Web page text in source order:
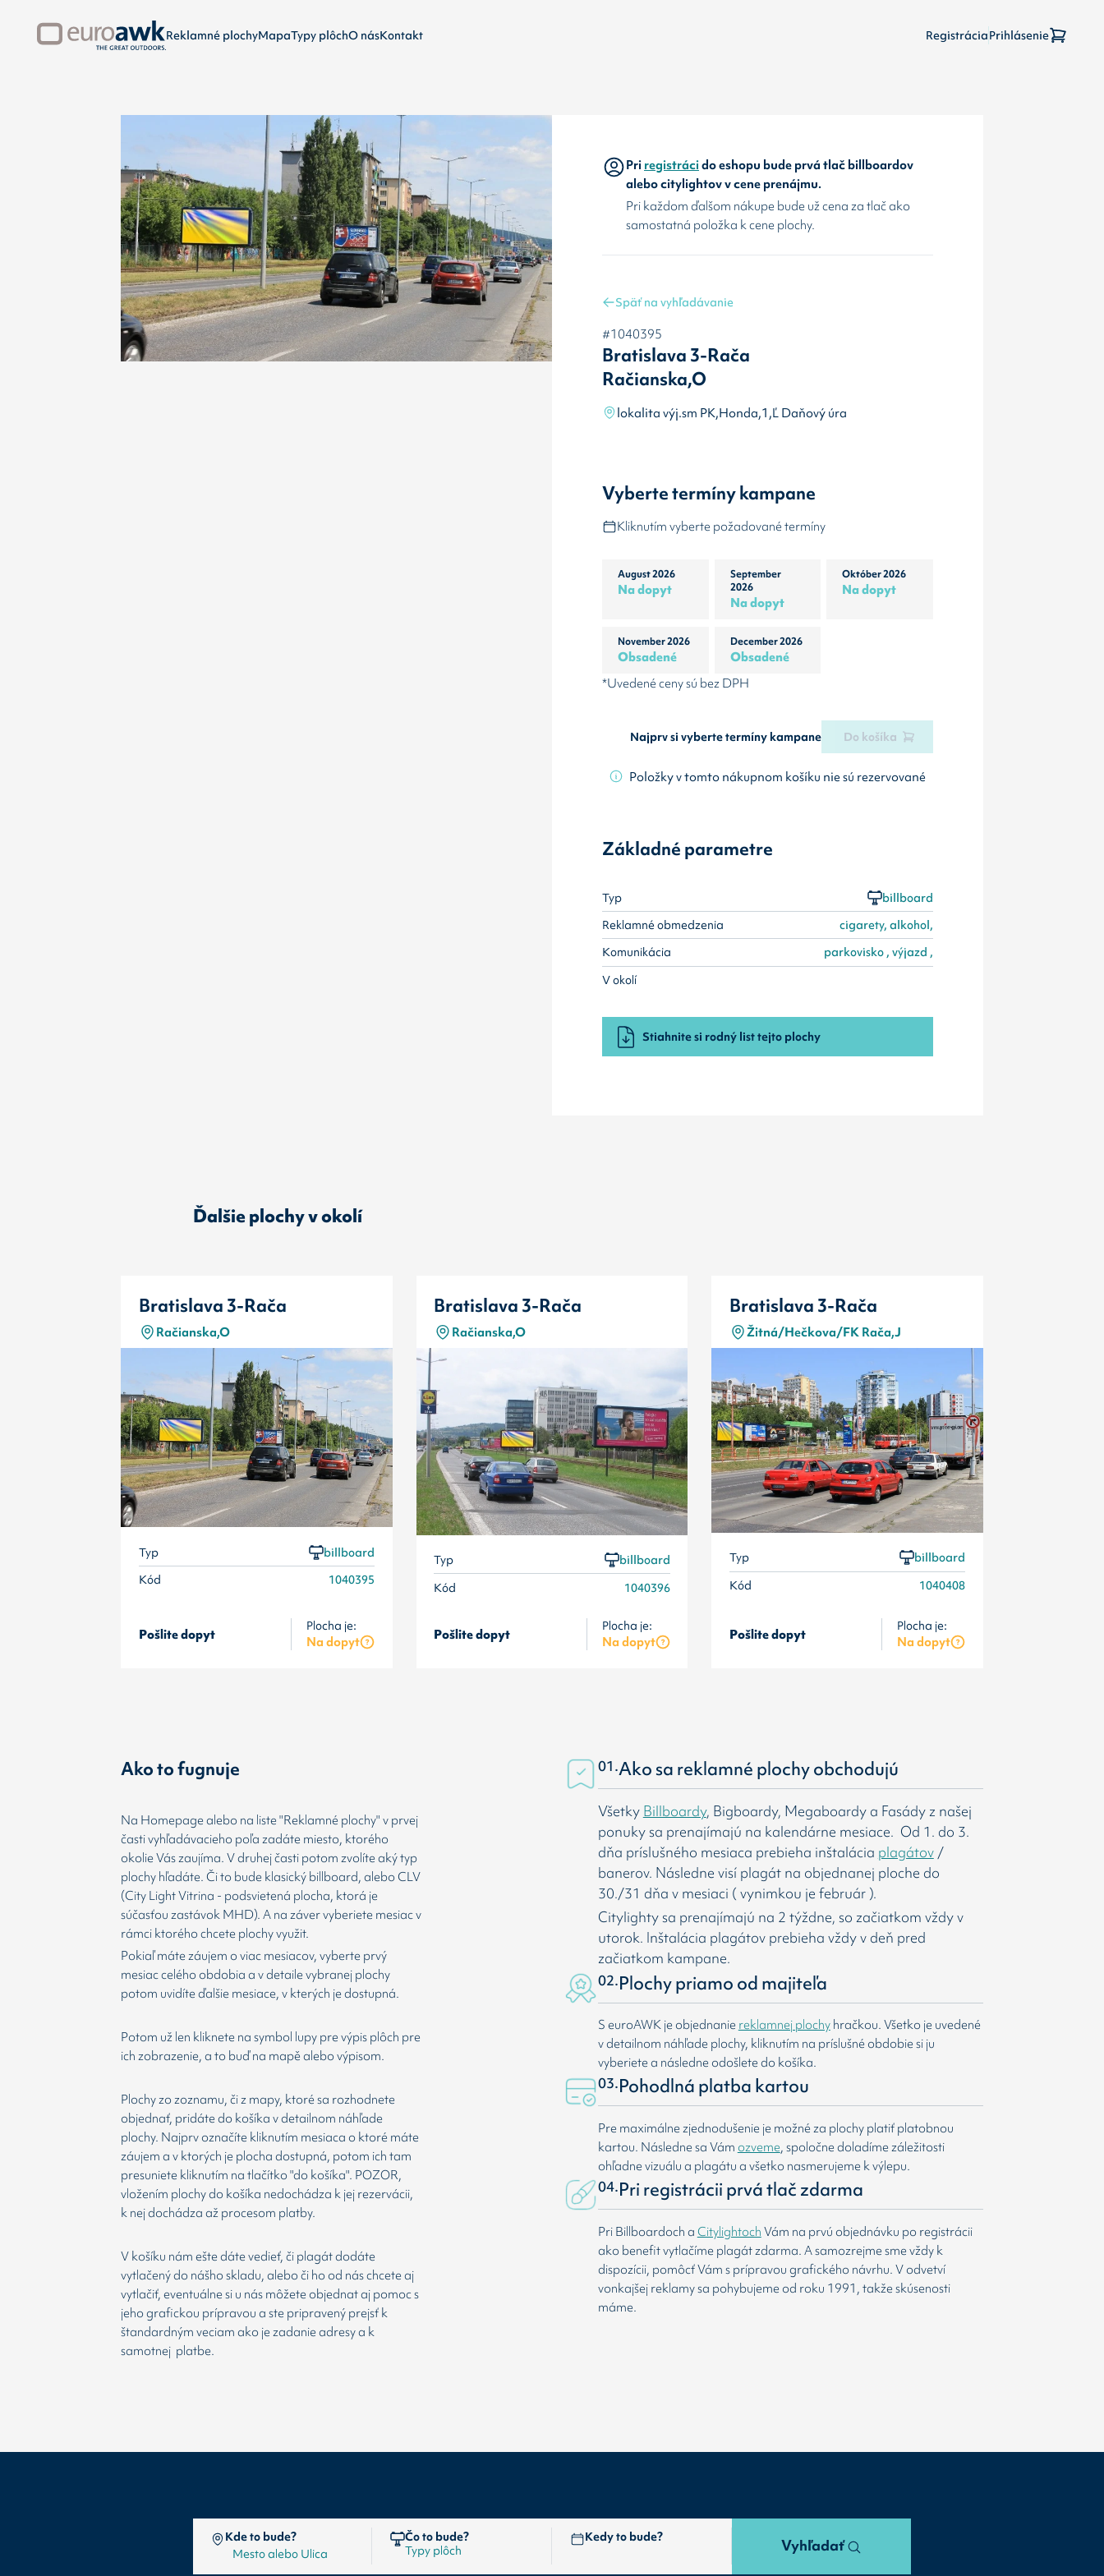
Reklamné plochyMapaTypy plôchO násKontakt RegistráciaPrihlásenie
Priregistrácido eshopu bude prvá tlač billboardov
alebo citylightov v cene prenájmu.
Pri každom ďalšom nákupe bude už cena za tlač ako
samostatná položka k cene plochy.
Späť na vyhľadávanie
#1040395
Bratislava 3-Rača
Račianska,O
lokalita výj.sm PK,Honda,1,Ľ Daňový úra
Vyberte termíny kampane
Kliknutím vyberte požadované termíny
August 2026
Na dopyt
September
2026
Na dopyt
Október 2026
Na dopyt
November 2026
Obsadené
December 2026
Obsadené
*Uvedené ceny sú bez DPH
Najprv si vyberte termíny kampane Do košíka
Položky v tomto nákupnom košíku nie sú rezervované
Základné parametre
Typ
billboard
Reklamné obmedzenia
cigarety, alkohol,
Komunikácia
parkovisko , výjazd ,
V okolí
Stiahnite si rodný list tejto plochy
Ďalšie plochy v okolí
Bratislava 3-Rača
Račianska,O
Typ
billboard
Kód
1040395
Pošlite dopyt Plocha je:
Na dopyt
Bratislava 3-Rača
Račianska,O
Typ
billboard
Kód
1040396
Pošlite dopyt Plocha je:
Na dopyt
Bratislava 3-Rača
Žitná/Hečkova/FK Rača,J
Typ
billboard
Kód
1040408
Pošlite dopyt Plocha je:
Na dopyt
Ako to fugnuje
Na Homepage alebo na liste "Reklamné plochy" v prvej
časti vyhľadávacieho poľa zadáte miesto, ktorého
okolie Vás zaujíma. V druhej časti potom zvolíte aký typ
plochy hľadáte. Či to bude klasický billboard, alebo CLV
(City Light Vitrina - podsvietená plocha, ktorá je
súčasťou zastávok MHD). A na záver vyberiete mesiac v
rámci ktorého chcete plochy využit.
Pokiaľ máte záujem o viac mesiacov, vyberte prvý
mesiac celého obdobia a v detaile vybranej plochy
potom uvidíte ďalšie mesiace, v kterých je dostupná.
Potom už len kliknete na symbol lupy pre výpis plôch pre
ich zobrazenie, a to buď na mapě alebo výpisom.
Plochy zo zoznamu, či z mapy, ktoré sa rozhodnete
objednať, pridáte do košíka v detailnom náhľade
plochy. Najprv označíte kliknutím mesiaca o ktoré máte
záujem a v ktorých je plocha dostupná, potom ich tam
presuniete kliknutím na tlačítko "do košíka". POZOR,
vložením plochy do košíka nedochádza k jej rezervácii,
k nej dochádza až procesom platby.
V košíku nám ešte dáte vedieť, či plagát dodáte
vytlačený do nášho skladu, alebo či ho od nás chcete aj
vytlačiť, eventuálne si u nás môžete objednat aj pomoc s
jeho grafickou prípravou a ste pripravený prejsť k
štandardným veciam ako je zadanie adresy a k
samotnej platbe.
01.Ako sa reklamné plochy obchodujú
Všetky Billboardy, Bigboardy, Megaboardy a Fasády z našej
ponuky sa prenajímajú na kalendárne mesiace. Od 1. do 3.
dňa príslušného mesiaca prebieha inštalácia plagátov/
banerov. Následne visí plagát na objednanej ploche do
30./31 dňa v mesiaci ( vynimkou je február ).
Citylighty sa prenajímajú na 2 týždne, so začiatkom vždy v
utorok. Inštalácia plagátov prebieha vždy v deň pred
začiatkom kampane.
02.Plochy priamo od majiteľa
S euroAWK je objednanie reklamnej plochyhračkou. Všetko je uvedené
v detailnom náhľade plochy, kliknutím na príslušné obdobie si ju
vyberiete a následne odošlete do košíka.
03.Pohodlná platba kartou
Pre maximálne zjednodušenie je možné za plochy platiť platobnou
kartou. Následne sa Vámozveme, spoločne doladíme záležitosti
ohľadne vizuálu a plagátu a všetko nasmerujeme k výlepu.
04.Pri registrácii prvá tlač zdarma
Pri Billboardoch aCitylightochVám na prvú objednávku po registrácii
ako benefit vytlačíme plagát zdarma. A samozrejme sme vždy k
dispozícii, pomôcť Vám s prípravou grafického návrhu. V odvetví
vonkajšej reklamy sa pohybujeme od roku 1991, takže skúsenosti
máme.
Kde to bude? Čo to bude? Kedy to bude? Vyhľadať